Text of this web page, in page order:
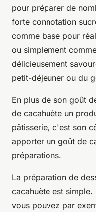
pour préparer de
forte connotation
comme base pour
ou simplement
délicieusement
petit-déjeuner ou du
En plus de son goût
de cacahuète un
pâtisserie, c'est son
apporter un goût de
préparations.
La préparation de
cacahuète est simple.
vous pouvez par